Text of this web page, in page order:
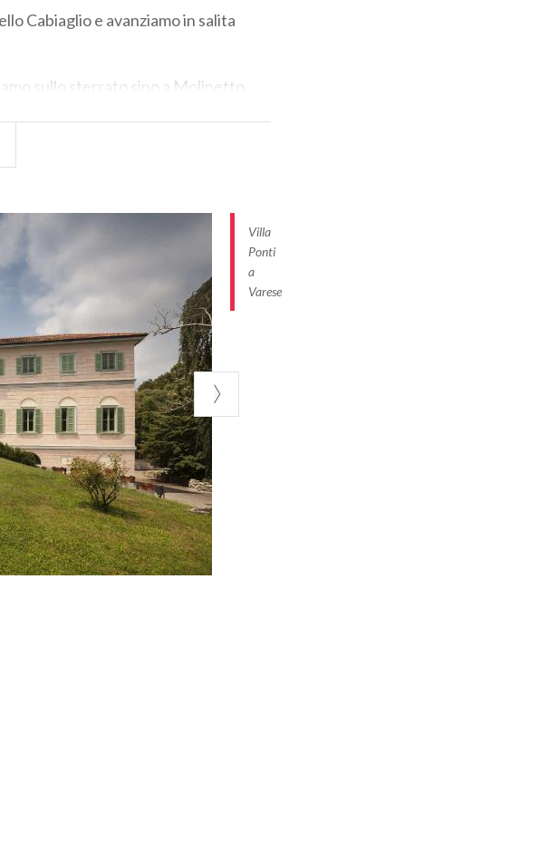
Cabiaglio e avanziamo in salita
sullo sterrato sino a Molinetto
Pendio medio:5.4%, -6.3%)
la villa Andrea Ponti e le sellerie.
ottocentesca, è caratterizzata da
delle sale per conferenze.
Villa
Ponti
a
Varese